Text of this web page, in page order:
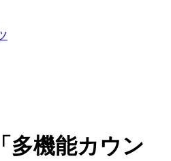
多機能カウン